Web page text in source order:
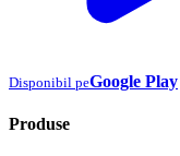
Disponibil peGoogle Play
Produse